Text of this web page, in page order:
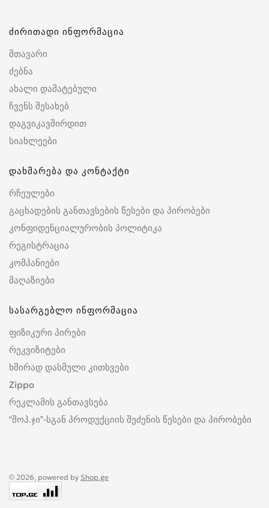
ძირითადი ინფორმაცია
მთავარი
ძებნა
ახალი დამატებული
ჩვენს შესახებ
დაგვიკავშირდით
სიახლეები
დახმარება და კონტაქტი
რჩეულები
გაცხადების განთავსების წესები და პირობები
კონფიდენციალურობის პოლიტიკა
რეგისტრაცია
კომპანიები
მაღაზიები
სასარგებლო ინფორმაცია
ფიზიკური პირები
რეკვიზიტები
ხშირად დასმული კითხვები
Zippo
რეკლამის განთავსება
“შოპ.ჯი”-სგან პროდუქციის შეძენის წესები და პირობები
© 2026, powered by Shop.ge